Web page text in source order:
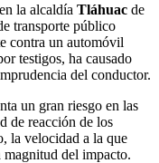
la alcaldía Tláhuac de
transporte público
contra un automóvil
testigos, ha causado
del conductor.
un gran riesgo en las
de reacción de los
la velocidad a la que
del impacto.